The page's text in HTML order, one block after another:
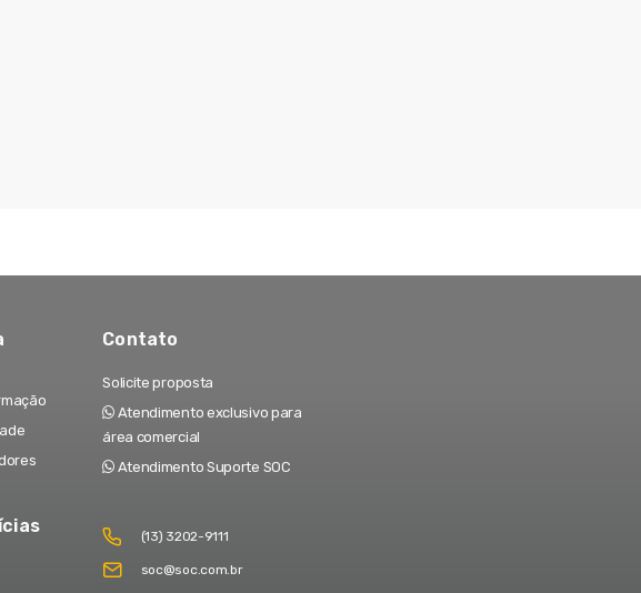
Contato
Solicite proposta
Atendimento exclusivo para
área comercial
Atendimento Suporte SOC
(13) 3202-9111
soc@soc.com.br